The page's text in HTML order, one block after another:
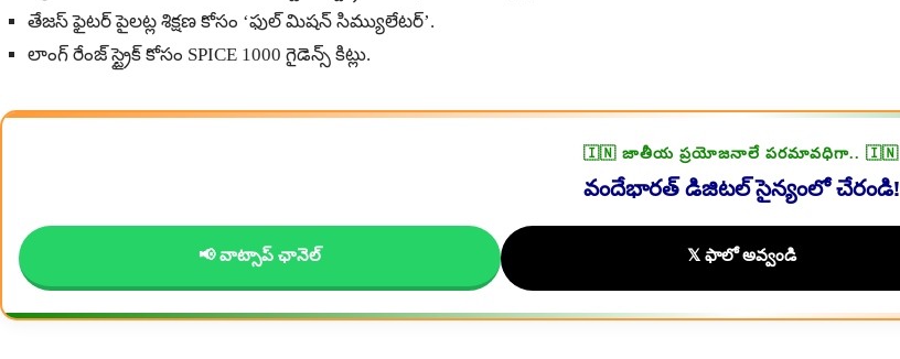
తేజస్ ఫైటర్ పైలట్ల శిక్షణ కోసం ‘ఫుల్ మిషన్ సిమ్యులేటర్’.
లాంగ్ రేంజ్ స్ట్రైక్ కోసం SPICE 1000 గైడెన్స్ కిట్లు.
🇮🇳 జాతీయ ప్రయోజనాలే పరమావధిగా.. 🇮🇳
వందేభారత్ డిజిటల్ సైన్యంలో చేరండి!
📢 వాట్సాప్ ఛానెల్ 𝕏 ఫాలో అవ్వండి